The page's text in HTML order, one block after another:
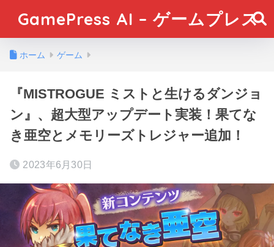
GamePress AI – ゲームプレス
ホーム ゲーム
『MISTROGUE ミストと生けるダンジョ
ン』、超大型アップデート実装！果てな
き亜空とメモリーズトレジャー追加！
2023年6月30日